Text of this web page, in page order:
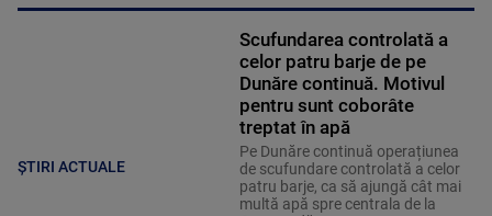
ȘTIRI ACTUALE
Scufundarea controlată a
celor patru barje de pe
Dunăre continuă. Motivul
pentru sunt coborâte
treptat în apă
Pe Dunăre continuă operațiunea
de scufundare controlată a celor
patru barje, ca să ajungă cât mai
multă apă spre centrala de la